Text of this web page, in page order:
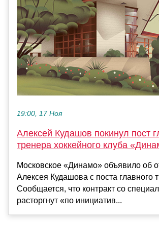
19:00, 17 Ноя
Алексей Кудашов покинул пост
тренера хоккейного клуба
Московское «Динамо» объявило об
Алексея Кудашова с поста главного
Сообщается, что контракт со
расторгнут «по инициатив...